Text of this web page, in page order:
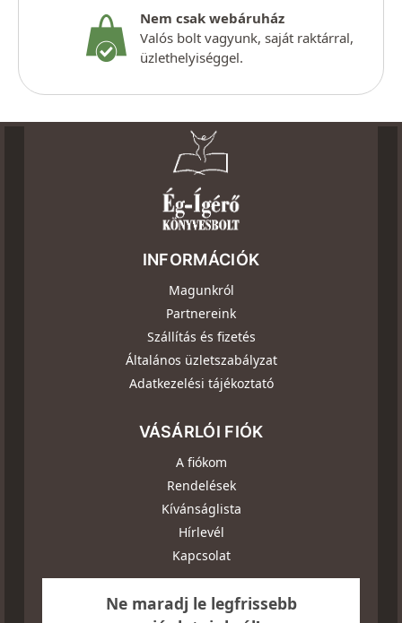
Nem csak webáruház
Valós bolt vagyunk, saját raktárral,
üzlethelyiséggel.
INFORMÁCIÓK
Magunkról
Partnereink
Szállítás és fizetés
Általános üzletszabályzat
Adatkezelési tájékoztató
VÁSÁRLÓI FIÓK
A fiókom
Rendelések
Kívánságlista
Hírlevél
Kapcsolat
Ne maradj le legfrissebb